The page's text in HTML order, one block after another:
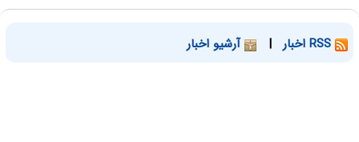
| آرشیو اخبار